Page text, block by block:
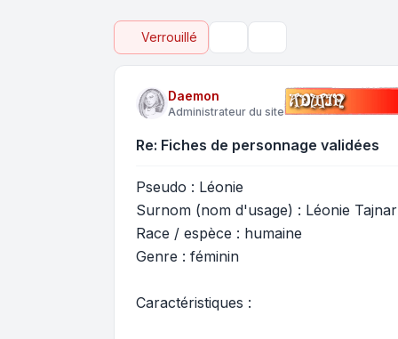
Verrouillé
Daemon
Administrateur du site
Re: Fiches de personnage validées
Pseudo : Léonie
Surnom (nom d'usage) : Léonie Tajnar
Race / espèce : humaine
Genre : féminin
Caractéristiques :